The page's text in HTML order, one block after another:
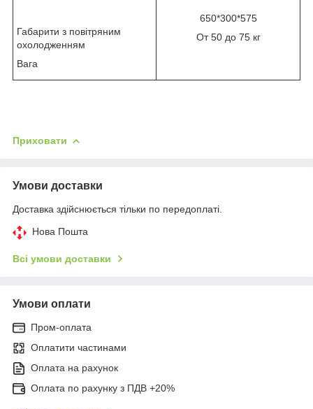
Габарити з повітряним
охолодженням
Вага
650*300*575
От 50 до 75 кг
Приховати
Умови доставки
Доставка здійснюється тільки по передоплаті.
Нова Пошта
Всі умови доставки
Умови оплати
Пром-оплата
Оплатити частинами
Оплата на рахунок
Оплата по рахунку з ПДВ +20%